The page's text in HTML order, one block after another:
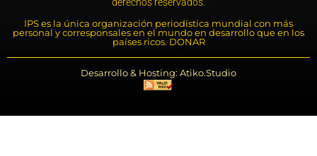
IPS es la única organización periodística mundial con más
personal y corresponsales en el mundo en desarrollo que en los
países ricos. DONAR
Desarrollo & Hosting: Atiko.Studio